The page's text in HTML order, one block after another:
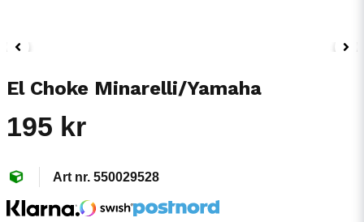
El Choke Minarelli/Yamaha
195 kr
550029528